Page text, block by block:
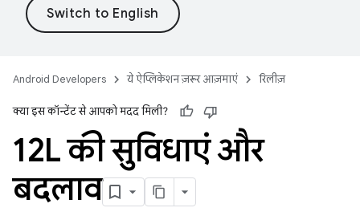
Android Developers ये ऐप्लिकेशन ज़रूर आज़माएं रिलीज़
क्या इस कॉन्टेंट से आपको मदद मिली?
12L की सुविधाएं और
बदलाव